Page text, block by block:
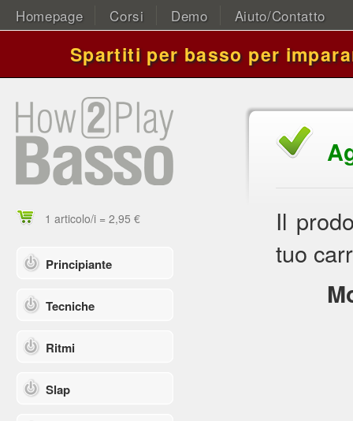
Homepage Corsi Demo Aiuto/Contatto
Spartiti per basso per
1 articolo/i = 2,95 €
Principiante
Tecniche
Ritmi
Slap
Il
tuo